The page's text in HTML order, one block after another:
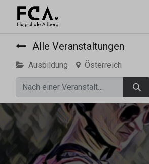
Alle Veranstaltungen
Ausbildung Österreich